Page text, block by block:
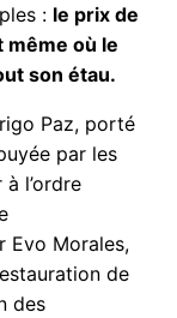
: le prix de
même où le
son étau.
Paz, porté
par les
l’ordre
Evo Morales,
de
des